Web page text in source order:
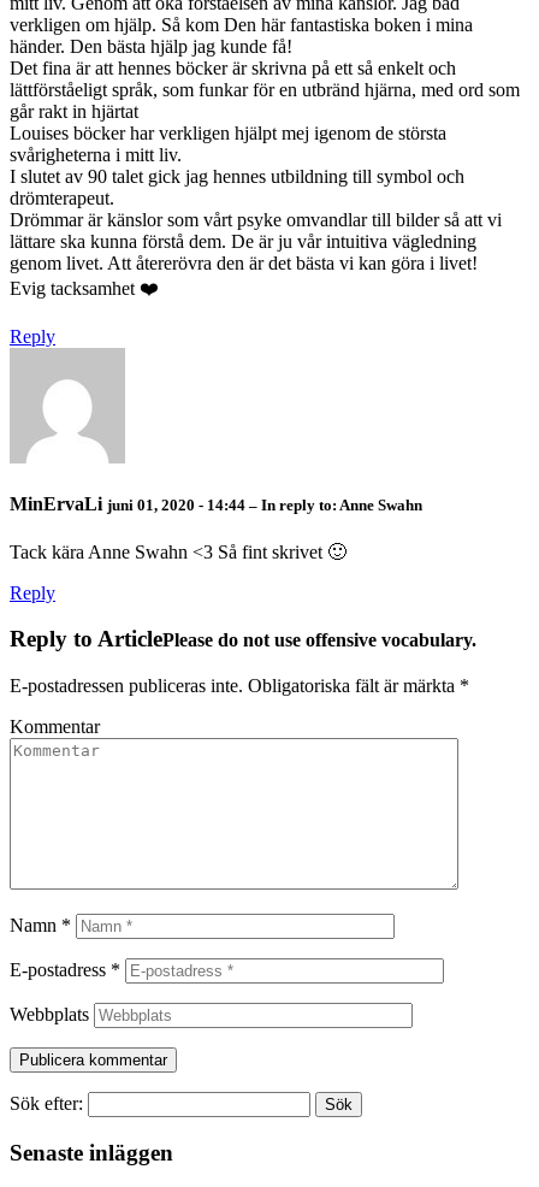
verkligen om hjälp. Så kom Den här fantastiska boken i mina
händer. Den bästa hjälp jag kunde få!
Det fina är att hennes böcker är skrivna på ett så enkelt och
lättförståeligt språk, som funkar för en utbränd hjärna, med ord som
går rakt in hjärtat
Louises böcker har verkligen hjälpt mej igenom de största
svårigheterna i mitt liv.
I slutet av 90 talet gick jag hennes utbildning till symbol och
drömterapeut.
Drömmar är känslor som vårt psyke omvandlar till bilder så att vi
lättare ska kunna förstå dem. De är ju vår intuitiva vägledning
genom livet. Att återerövra den är det bästa vi kan göra i livet!
Evig tacksamhet ❤️
Reply
MinErvaLi juni 01, 2020 - 14:44 – In reply to: Anne Swahn
Tack kära Anne Swahn <3 Så fint skrivet 🙂
Reply
Reply to ArticlePlease do not use offensive vocabulary.
E-postadressen publiceras inte. Obligatoriska fält är märkta *
Kommentar
Namn *
E-postadress *
Webbplats
Sök efter:
Senaste inläggen